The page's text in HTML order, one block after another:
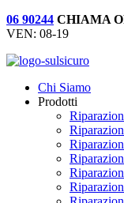
06 90244 CHIAMA
VEN: 08-19
Chi Siamo
Prodotti